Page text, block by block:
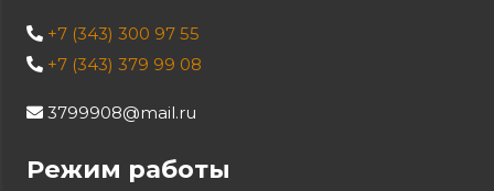
+7 (343) 300 97 55
+7 (343) 379 99 08
3799908@mail.ru
Режим работы